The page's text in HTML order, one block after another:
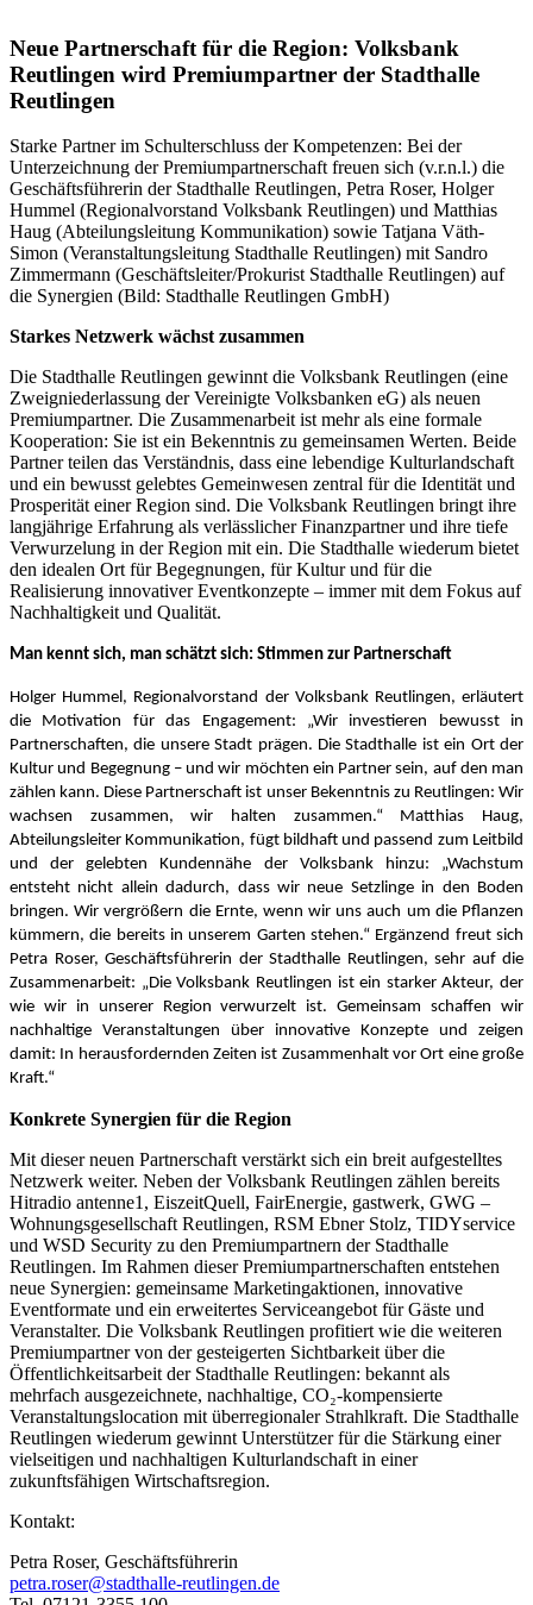
Neue Partnerschaft für die Region: Volksbank
Reutlingen wird Premiumpartner der Stadthalle
Reutlingen
Starke Partner im Schulterschluss der Kompetenzen: Bei der
Unterzeichnung der Premiumpartnerschaft freuen sich (v.r.n.l.) die
Geschäftsführerin der Stadthalle Reutlingen, Petra Roser, Holger
Hummel (Regionalvorstand Volksbank Reutlingen) und Matthias
Haug (Abteilungsleitung Kommunikation) sowie Tatjana Väth-
Simon (Veranstaltungsleitung Stadthalle Reutlingen) mit Sandro
Zimmermann (Geschäftsleiter/Prokurist Stadthalle Reutlingen) auf
die Synergien (Bild: Stadthalle Reutlingen GmbH)
Starkes Netzwerk wächst zusammen
Die Stadthalle Reutlingen gewinnt die Volksbank Reutlingen (eine
Zweigniederlassung der Vereinigte Volksbanken eG) als neuen
Premiumpartner. Die Zusammenarbeit ist mehr als eine formale
Kooperation: Sie ist ein Bekenntnis zu gemeinsamen Werten. Beide
Partner teilen das Verständnis, dass eine lebendige Kulturlandschaft
und ein bewusst gelebtes Gemeinwesen zentral für die Identität und
Prosperität einer Region sind. Die Volksbank Reutlingen bringt ihre
langjährige Erfahrung als verlässlicher Finanzpartner und ihre tiefe
Verwurzelung in der Region mit ein. Die Stadthalle wiederum bietet
den idealen Ort für Begegnungen, für Kultur und für die
Realisierung innovativer Eventkonzepte – immer mit dem Fokus auf
Nachhaltigkeit und Qualität.
Man kennt sich, man schätzt sich: Stimmen zur Partnerschaft
Holger Hummel, Regionalvorstand der Volksbank Reutlingen, erläutert
die Motivation für das Engagement: „Wir investieren bewusst in
Partnerschaften, die unsere Stadt prägen. Die Stadthalle ist ein Ort der
Kultur und Begegnung – und wir möchten ein Partner sein, auf den man
zählen kann. Diese Partnerschaft ist unser Bekenntnis zu Reutlingen: Wir
wachsen zusammen, wir halten zusammen.“ Matthias Haug,
Abteilungsleiter Kommunikation, fügt bildhaft und passend zum Leitbild
und der gelebten Kundennähe der Volksbank hinzu: „Wachstum
entsteht nicht allein dadurch, dass wir neue Setzlinge in den Boden
bringen. Wir vergrößern die Ernte, wenn wir uns auch um die Pflanzen
kümmern, die bereits in unserem Garten stehen.“ Ergänzend freut sich
Petra Roser, Geschäftsführerin der Stadthalle Reutlingen, sehr auf die
Zusammenarbeit: „Die Volksbank Reutlingen ist ein starker Akteur, der
wie wir in unserer Region verwurzelt ist. Gemeinsam schaffen wir
nachhaltige Veranstaltungen über innovative Konzepte und zeigen
damit: In herausfordernden Zeiten ist Zusammenhalt vor Ort eine große
Kraft.“
Konkrete Synergien für die Region
Mit dieser neuen Partnerschaft verstärkt sich ein breit aufgestelltes
Netzwerk weiter. Neben der Volksbank Reutlingen zählen bereits
Hitradio antenne1, EiszeitQuell, FairEnergie, gastwerk, GWG –
Wohnungsgesellschaft Reutlingen, RSM Ebner Stolz, TIDYservice
und WSD Security zu den Premiumpartnern der Stadthalle
Reutlingen. Im Rahmen dieser Premiumpartnerschaften entstehen
neue Synergien: gemeinsame Marketingaktionen, innovative
Eventformate und ein erweitertes Serviceangebot für Gäste und
Veranstalter. Die Volksbank Reutlingen profitiert wie die weiteren
Premiumpartner von der gesteigerten Sichtbarkeit über die
Öffentlichkeitsarbeit der Stadthalle Reutlingen: bekannt als
mehrfach ausgezeichnete, nachhaltige, CO₂-kompensierte
Veranstaltungslocation mit überregionaler Strahlkraft. Die Stadthalle
Reutlingen wiederum gewinnt Unterstützer für die Stärkung einer
vielseitigen und nachhaltigen Kulturlandschaft in einer
zukunftsfähigen Wirtschaftsregion.
Kontakt:
Petra Roser, Geschäftsführerin
petra.roser@stadthalle-reutlingen.de